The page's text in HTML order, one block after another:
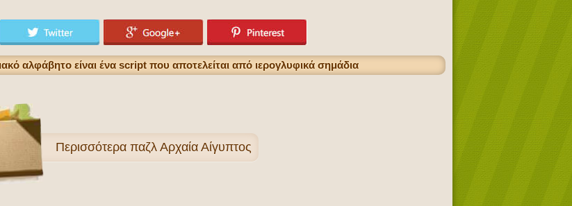
αλφάβητο είναι ένα script που αποτελείται από ιερογλυφικά σημάδια
Περισσότερα παζλ Αρχαία Αίγυπτος